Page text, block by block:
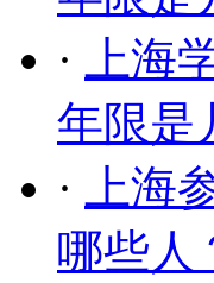
·
上海
年限是
·
上海
哪些人